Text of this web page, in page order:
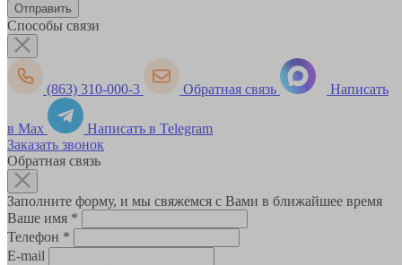
Способы связи
(863) 310-000-3 Обратная связь Написать
в Max
Написать в Telegram
Заказать звонок
Обратная связь
Заполните форму, и мы свяжемся с Вами в ближайшее время
Ваше имя *
Телефон *
E-mail